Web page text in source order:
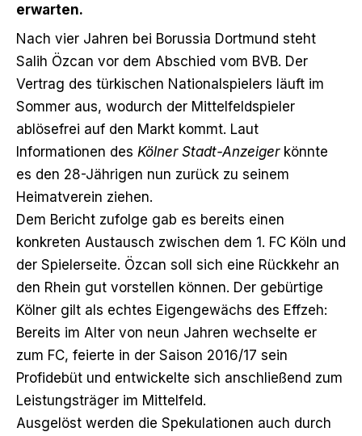
erwarten.
Nach vier Jahren bei Borussia Dortmund steht
Salih Özcan vor dem Abschied vom BVB. Der
Vertrag des türkischen Nationalspielers läuft im
Sommer aus, wodurch der Mittelfeldspieler
ablösefrei auf den Markt kommt. Laut
Informationen des Kölner Stadt-Anzeigerkönnte
es den 28-Jährigen nun zurück zu seinem
Heimatverein ziehen.
Dem Bericht zufolge gab es bereits einen
konkreten Austausch zwischen dem 1. FC Köln und
der Spielerseite. Özcan soll sich eine Rückkehr an
den Rhein gut vorstellen können. Der gebürtige
Kölner gilt als echtes Eigengewächs des Effzeh:
Bereits im Alter von neun Jahren wechselte er
zum FC, feierte in der Saison 2016/17 sein
Profidebüt und entwickelte sich anschließend zum
Leistungsträger im Mittelfeld.
Ausgelöst werden die Spekulationen auch durch